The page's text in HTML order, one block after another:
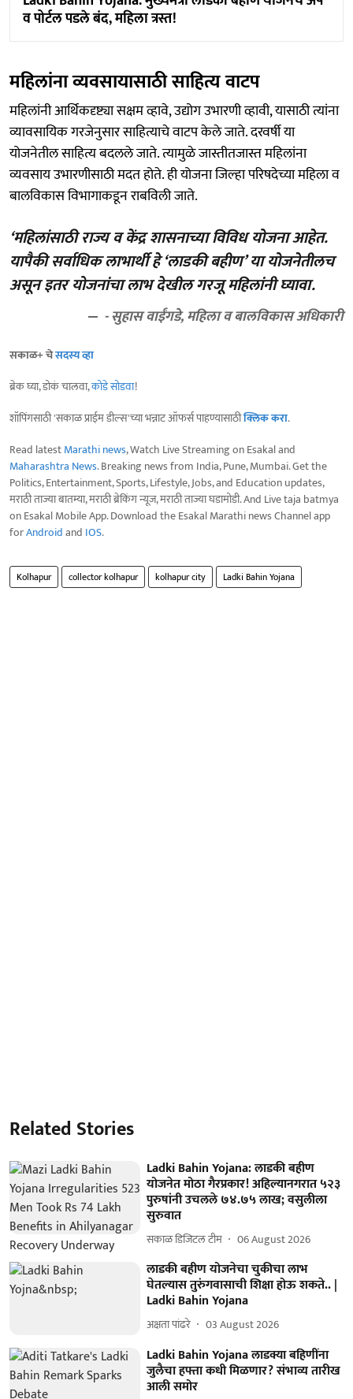
व पोर्टल पडले बंद, महिला त्रस्त!
महिलांना व्यवसायासाठी साहित्य वाटप
महिलांनी आर्थिकदृष्ट्या सक्षम व्हावे, उद्योग उभारणी व्हावी, यासाठी त्यांना
व्यावसायिक गरजेनुसार साहित्याचे वाटप केले जाते. दरवर्षी या
योजनेतील साहित्य बदलले जाते. त्यामुळे जास्तीतजास्त महिलांना
व्यवसाय उभारणीसाठी मदत होते. ही योजना जिल्हा परिषदेच्या महिला व
बालविकास विभागाकडून राबविली जाते.
‘महिलांसाठी राज्य व केंद्र शासनाच्या विविध योजना आहेत.
यापैकी सर्वाधिक लाभार्थी हे ‘लाडकी बहीण’ या योजनेतीलच
असून इतर योजनांचा लाभ देखील गरजू महिलांनी घ्यावा.
- सुहास वाईंगडे, महिला व बालविकास अधिकारी
सकाळ+ चेसदस्य व्हा
ब्रेक घ्या, डोकं चालवा,कोडे सोडवा!
शॉपिंगसाठी 'सकाळ प्राईम डील्स'च्या भन्नाट ऑफर्स पाहण्यासाठीक्लिक करा.
Read latestMarathi news, Watch Live Streaming on Esakal and
Maharashtra News. Breaking news from India, Pune, Mumbai. Get the
Politics, Entertainment, Sports, Lifestyle, Jobs, and Education updates,
मराठी ताज्या बातम्या, मराठी ब्रेकिंग न्यूज, मराठी ताज्या घडामोडी. And Live taja batmya
on Esakal Mobile App. Download the Esakal Marathi news Channel app
forAndroidand IOS.
Kolhapur collector kolhapur kolhapur city Ladki Bahin Yojana
Related Stories
Ladki Bahin Yojana: लाडकी बहीण
योजनेत मोठा गैरप्रकार! अहिल्यानगरात ५२३
पुरुषांनी उचलले ७४.७५ लाख; वसुलीला
सुरुवात
सकाळ डिजिटल टीम 06 August 2026
लाडकी बहीण योजनेचा चुकीचा लाभ
घेतल्यास तुरुंगवासाची शिक्षा होऊ शकते.. |
Ladki Bahin Yojana
अक्षता पांढरे 03 August 2026
Ladki Bahin Yojana लाडक्या बहिणींना
जुलैचा हफ्ता कधी मिळणार? संभाव्य तारीख
आली समोर